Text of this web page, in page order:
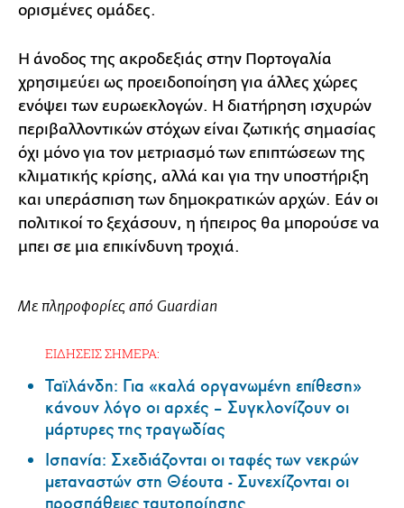
ορισμένες ομάδες.
Η άνοδος της ακροδεξιάς στην Πορτογαλία
χρησιμεύει ως προειδοποίηση για άλλες χώρες
ενόψει των ευρωεκλογών. Η διατήρηση ισχυρών
περιβαλλοντικών στόχων είναι ζωτικής σημασίας
όχι μόνο για τον μετριασμό των επιπτώσεων της
κλιματικής κρίσης, αλλά και για την υποστήριξη
και υπεράσπιση των δημοκρατικών αρχών. Εάν οι
πολιτικοί το ξεχάσουν, η ήπειρος θα μπορούσε να
μπει σε μια επικίνδυνη τροχιά.
Με πληροφορίες από Guardian
ΕΙΔΗΣΕΙΣ ΣΗΜΕΡΑ:
Ταϊλάνδη: Για «καλά οργανωμένη επίθεση»
κάνουν λόγο οι αρχές – Συγκλονίζουν οι
μάρτυρες της τραγωδίας
Ισπανία: Σχεδιάζονται οι ταφές των νεκρών
μεταναστών στη Θέουτα - Συνεχίζονται οι
προσπάθειες ταυτοποίησης